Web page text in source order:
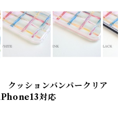
クッションバンパークリア
対応